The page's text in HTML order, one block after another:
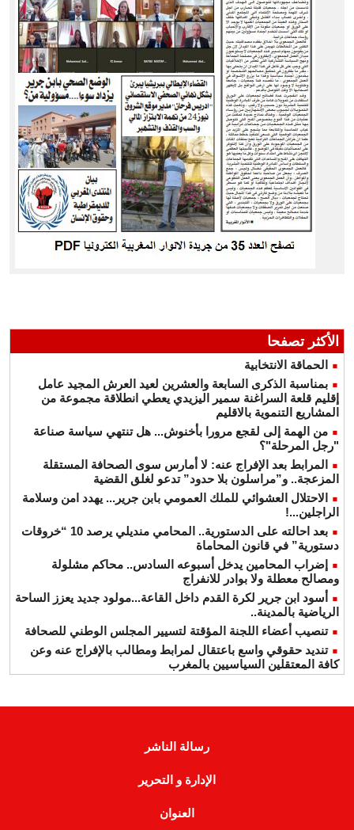
الأكثر تصفحا
الحماقة الانتخابية
بمناسبة الذكرى السابعة والعشرين لعيد العرش المجيد عامل
إقليم قلعة السراغنة سمير اليزيدي يعطي انطلاقة مجموعة من
المشاريع التنموية بالاقليم
من الهمة إلى لقجع مرورا بأخنوش... هل تنتهي سياسة صناعة
"رجل المرحلة"؟
المرابط بعد الإفراج عنه: لا أمارس سوى الصحافة المستقلة
المزعجة.. و”مراسلون بلا حدود” تدعو لغلق القضية
الاحتلال العشوائي للملك العمومي بابن جرير... يهدد امن وسلامة
الراجلين...!
بعد احالته على الدستورية.. المحامي منديلي يرصد 10 “خروقات
دستورية” في قانون المحاماة
إضراب المحامين يدخل أسبوعه السادس.. محاكم مشلولة
ومصالح معطلة ولا بوادر للانفراج
أسود ابن جرير لكرة القدم داخل القاعة...مولود جديد يعزز الساحة
الرياضية بالمدينة..
تنصيب أعضاء اللجنة المؤقتة لتسيير المجلس الوطني للصحافة
تنديد حقوقي واسع باعتقال لمرابط ومطالب بالإفراج عنه وعن
كافة المعتقلين السياسيين بالمغرب
رسالة الناشر
الإدارة و التحرير
العنوان